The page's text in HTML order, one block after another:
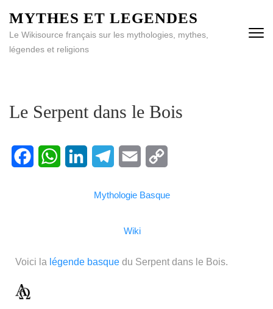
MYTHES ET LEGENDES
Le Wikisource français sur les mythologies, mythes,
légendes et religions
Le Serpent dans le Bois
Link
Mythologie Basque
Wiki
Voici la légende basque du Serpent dans le Bois.